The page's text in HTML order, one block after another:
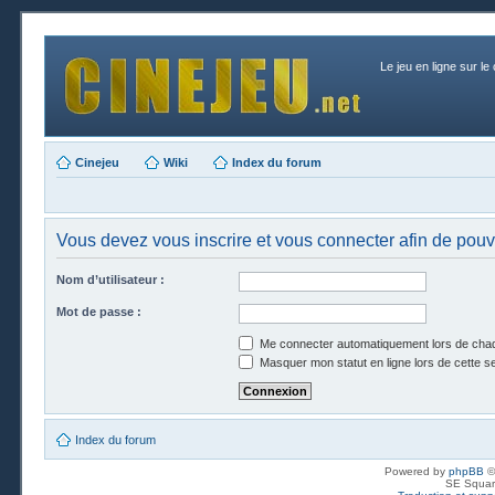
Le jeu en ligne sur le
Cinejeu Wiki Index du forum
Vous devez vous inscrire et vous connecter afin de
Nom d’utilisateur :
Mot de passe :
Me connecter automatiquement lors de
Masquer mon statut en ligne lors de cette
Index du forum
Powered by phpBB
SE